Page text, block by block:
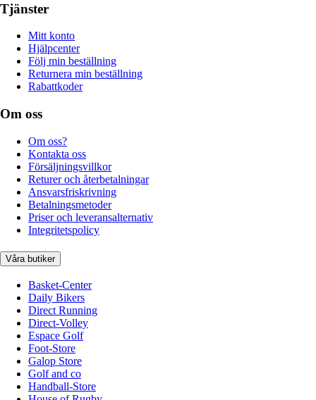
Tjänster
Mitt konto
Hjälpcenter
Följ min beställning
Returnera min beställning
Rabattkoder
Om oss
Om oss?
Kontakta oss
Försäljningsvillkor
Returer och återbetalningar
Ansvarsfriskrivning
Betalningsmetoder
Priser och leveransalternativ
Integritetspolicy
Våra butiker
Basket-Center
Daily Bikers
Direct Running
Direct-Volley
Espace Golf
Foot-Store
Galop Store
Golf and co
Handball-Store